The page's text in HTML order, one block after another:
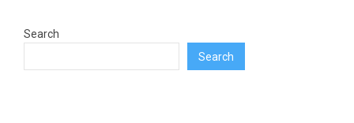
Search
Search